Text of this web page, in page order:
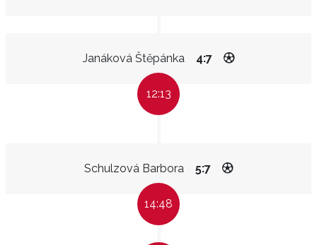
Janáková Štěpánka 4:7
12:13
Schulzová Barbora 5:7
14:48